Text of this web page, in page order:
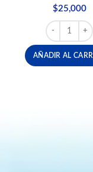
$25,000
GALLETA
AÑADIR AL